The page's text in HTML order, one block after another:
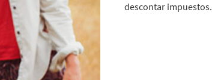
descontar impuestos.